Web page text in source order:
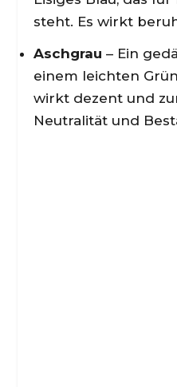
steht. Es wirkt
Aschgrau – Ein
einem leichten
wirkt dezent und
Neutralität und